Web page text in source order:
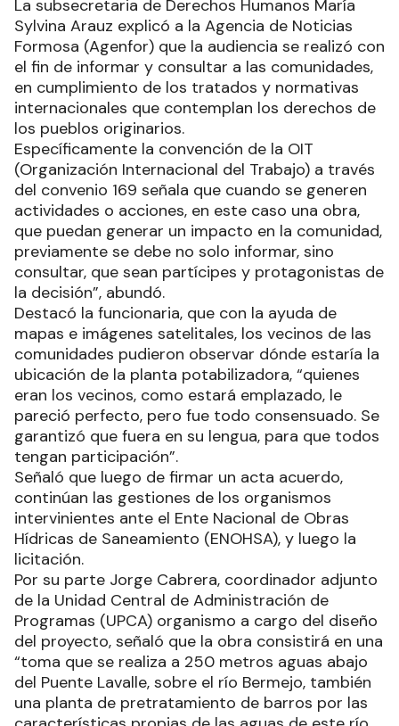
La subsecretaria de Derechos Humanos María
Sylvina Arauz explicó a la Agencia de Noticias
Formosa (Agenfor) que la audiencia se realizó con
el fin de informar y consultar a las comunidades,
en cumplimiento de los tratados y normativas
internacionales que contemplan los derechos de
los pueblos originarios.
Específicamente la convención de la OIT
(Organización Internacional del Trabajo) a través
del convenio 169 señala que cuando se generen
actividades o acciones, en este caso una obra,
que puedan generar un impacto en la comunidad,
previamente se debe no solo informar, sino
consultar, que sean partícipes y protagonistas de
la decisión”, abundó.
Destacó la funcionaria, que con la ayuda de
mapas e imágenes satelitales, los vecinos de las
comunidades pudieron observar dónde estaría la
ubicación de la planta potabilizadora, “quienes
eran los vecinos, como estará emplazado, le
pareció perfecto, pero fue todo consensuado. Se
garantizó que fuera en su lengua, para que todos
tengan participación”.
Señaló que luego de firmar un acta acuerdo,
continúan las gestiones de los organismos
intervinientes ante el Ente Nacional de Obras
Hídricas de Saneamiento (ENOHSA), y luego la
licitación.
Por su parte Jorge Cabrera, coordinador adjunto
de la Unidad Central de Administración de
Programas (UPCA) organismo a cargo del diseño
del proyecto, señaló que la obra consistirá en una
“toma que se realiza a 250 metros aguas abajo
del Puente Lavalle, sobre el río Bermejo, también
una planta de pretratamiento de barros por las